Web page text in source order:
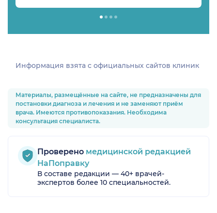
Информация взята c официальных сайтов клиник
Материалы, размещённые на сайте, не предназначены для
постановки диагноза и лечения и не заменяют приём
врача. Имеются противопоказания. Необходима
консультация специалиста.
Проверено медицинской редакцией
НаПоправку
В составе редакции — 40+ врачей-
экспертов более 10 специальностей.